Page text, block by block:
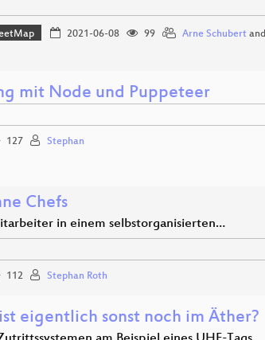
2021-06-08 99 Arne Schubertand
mit Node und Puppeteer
127 Stephan
Chefs
in einem selbstorganisierten…
112 Stephan Roth
eigentlich sonst noch im Äther?